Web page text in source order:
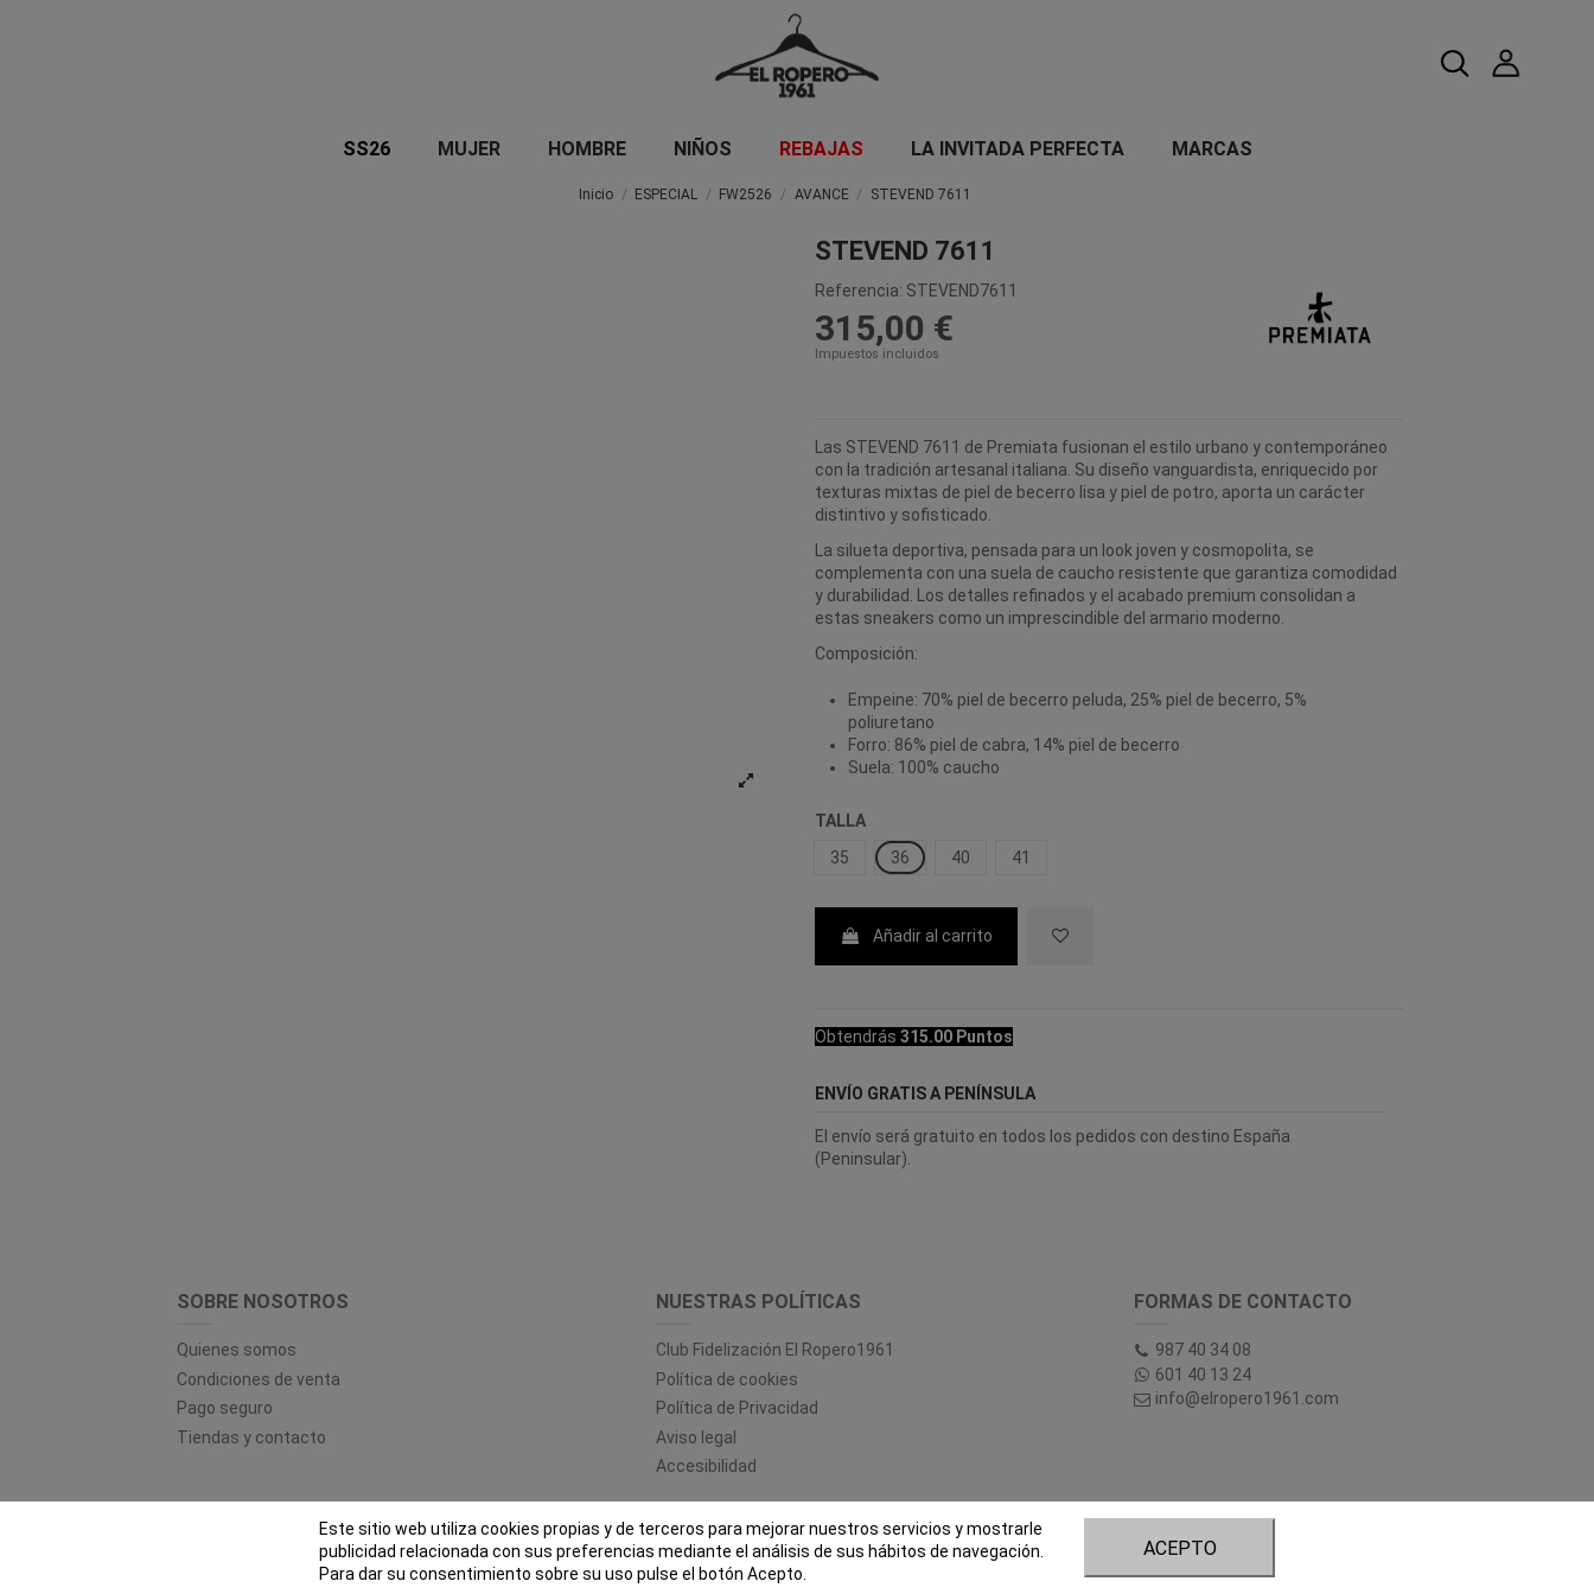
SS26 MUJER HOMBRE NIÑOS REBAJAS LA INVITADA PERFECTA MARCAS
Inicio ESPECIAL FW2526 AVANCE STEVEND 7611
STEVEND 7611
Referencia: STEVEND7611
315,00 €
Impuestos incluidos
Las STEVEND 7611 de Premiata fusionan el estilo urbano y contemporáneo
con la tradición artesanal italiana. Su diseño vanguardista, enriquecido por
texturas mixtas de piel de becerro lisa y piel de potro, aporta un carácter
distintivo y sofisticado.
La silueta deportiva, pensada para un look joven y cosmopolita, se
complementa con una suela de caucho resistente que garantiza comodidad
y durabilidad. Los detalles refinados y el acabado premium consolidan a
estas sneakers como un imprescindible del armario moderno.
Composición:
Empeine: 70% piel de becerro peluda, 25% piel de becerro, 5%
poliuretano
Forro: 86% piel de cabra, 14% piel de becerro
Suela: 100% caucho
TALLA
35
36 40 41
Añadir al carrito
Obtendrás 315.00 Puntos
ENVÍO GRATIS A PENÍNSULA
El envío será gratuito en todos los pedidos con destino España
(Peninsular).
SOBRE NOSOTROS
Quienes somos
Condiciones de venta
Pago seguro
Tiendas y contacto
NUESTRAS POLÍTICAS
Club Fidelización El Ropero1961
Política de cookies
Política de Privacidad
Aviso legal
Accesibilidad
FORMAS DE CONTACTO
987 40 34 08
601 40 13 24
info@elropero1961.com
Este sitio web utiliza cookies propias y de terceros para mejorar nuestros servicios y mostrarle
publicidad relacionada con sus preferencias mediante el análisis de sus hábitos de navegación.
Para dar su consentimiento sobre su uso pulse el botón Acepto.
ACEPTO
© EL ROPERO 1961 - Todos los derechos reservados - Powered bybytefactory